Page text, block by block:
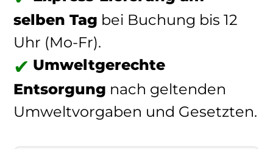
selben Tag bei Buchung bis 12
Uhr (Mo-Fr).
Umweltgerechte
Entsorgung nach geltenden
Umweltvorgaben und Gesetzten.